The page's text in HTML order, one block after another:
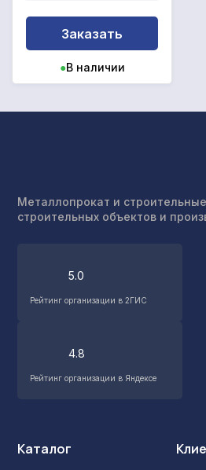
Заказать
●В наличии
Металлопрокат и
строительных объектов и
5.0
Рейтинг организации в 2ГИС
4.8
Рейтинг организации в Яндексе
Каталог